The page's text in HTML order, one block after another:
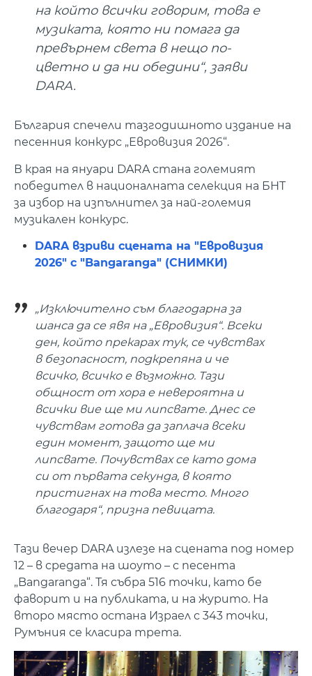
на който всички говорим, това е
музиката, която ни помага да
превърнем света в нещо по-
цветно и да ни обедини“, заяви
DARA.
България спечели тазгодишното издание на
песенния конкурс „Евровизия 2026“.
В края на януари DARA стана големият
победител в националната селекция на БНТ
за избор на изпълнител за най-големия
музикален конкурс.
DARA взриви сцената на "Евровизия
2026" с "Bangaranga" (СНИМКИ)
„Изключително съм благодарна за
шанса да се явя на „Евровизия“. Всеки
ден, който прекарах тук, се чувствах
в безопасност, подкрепяна и че
всичко, всичко е възможно. Тази
общност от хора е невероятна и
всички вие ще ми липсвате. Днес се
чувствам готова да заплача всеки
един момент, защото ще ми
липсвате. Почувствах се като дома
си от първата секунда, в която
пристигнах на това место. Много
благодаря“, призна певицата.
Тази вечер DARA излезе на сцената под номер
12 – в средата на шоуто – с песента
„Bangaranga“. Тя събра 516 точки, като бе
фаворит и на публиката, и на журито. На
второ място остана Израел с 343 точки,
Румъния се класира трета.